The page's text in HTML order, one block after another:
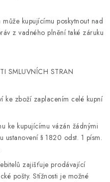
kupujícímu poskytnout nad
z vadného plnění také záruku
SMLUVNÍCH STRAN
ke zboží zaplacením celé kupní
ke kupujícímu vázán žádnými
ustanovení § 1820 odst. 1 písm.
zajišťuje prodávající
pošty. Stížnosti je možné